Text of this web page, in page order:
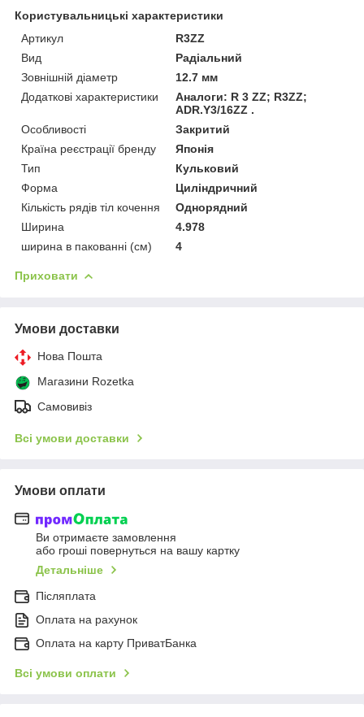
Користувальницькі характеристики
Артикул
R3ZZ
Вид
Радіальний
Зовнішній діаметр
12.7 мм
Додаткові характеристики
Аналоги: R 3 ZZ; R3ZZ;
ADR.Y3/16ZZ .
Особливості
Закритий
Країна реєстрації бренду
Японія
Тип
Кульковий
Форма
Циліндричний
Кількість рядів тіл кочення
Однорядний
Ширина
4.978
ширина в пакованні (см)
4
Приховати
Умови доставки
Нова Пошта
Магазини Rozetka
Самовивіз
Всі умови доставки
Умови оплати
Ви отримаєте замовлення
або гроші повернуться на вашу картку
Детальніше
Післяплата
Оплата на рахунок
Оплата на карту ПриватБанка
Всі умови оплати